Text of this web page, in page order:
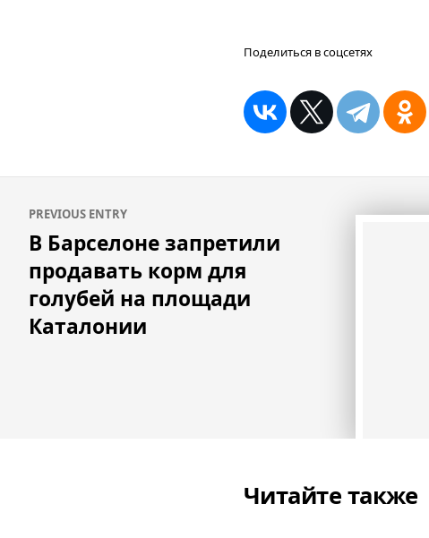
Поделиться в соцсетях
по
записям
PREVIOUS ENTRY
В Барселоне запретили
продавать корм для
голубей на площади
Каталонии
Читайте также